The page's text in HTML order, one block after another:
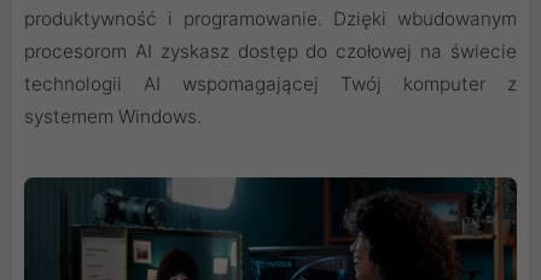
produktywność i programowanie. Dzięki wbudowanym
procesorom AI zyskasz dostęp do czołowej na świecie
technologii AI wspomagającej Twój komputer z
systemem Windows.